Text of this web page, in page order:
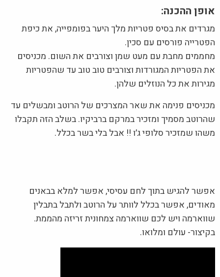
אופן ההכנה:
מגרדים את בסיס פטריות מלך היער בפומפייה, את כיפת
הפטרייה פורסים עם סכין.
מחממים מחבת עם מעט שמן וצורבים את השום. מכניסים
את הפטריות המגורדות וצורבים טוב טוב עד שהפטריות
מגירות את כל הנוזלים שלהן.
מכניסים פנימה את שאר המצרכים של הרוטב ומבשלים עד
שהרוטב מסמיך ומזכיר במרקם ברביקיו. בשלב הזה תקבלו
משהו שמזכיר סלופי ג׳ו !! אבל בלי בשר בכלל.
אפשר להגיש בתוך לחם עסיסי, אפשר למלא בבאנים
מאודים, אפשר בכלל לוותר על הרוטב ולתבל בתבלין
שווארמה ויש לכם שווארמה צמחונית זריזה מהממת.
בקיצור- עולם ומלואו.